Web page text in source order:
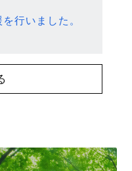
行いました。